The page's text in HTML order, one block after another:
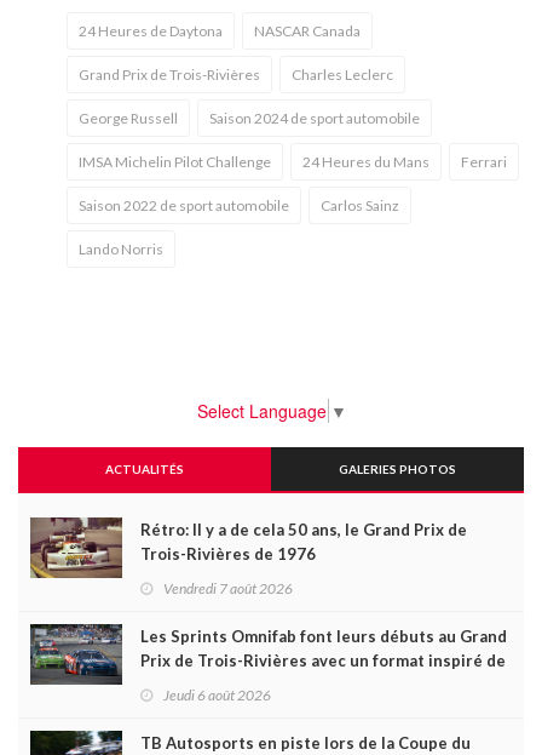
24 Heures de Daytona NASCAR Canada
Grand Prix de Trois-Rivières Charles Leclerc
George Russell Saison 2024 de sport automobile
IMSA Michelin Pilot Challenge 24 Heures du Mans Ferrari
Saison 2022 de sport automobile Carlos Sainz
Lando Norris
Select Language ▼
ACTUALITÉS GALERIES PHOTOS
Rétro: Il y a de cela 50 ans, le Grand Prix de
Trois-Rivières de 1976
Vendredi 7 août 2026
Les Sprints Omnifab font leurs débuts au Grand
Prix de Trois-Rivières avec un format inspiré de
Jeudi 6 août 2026
TB Autosports en piste lors de la Coupe du